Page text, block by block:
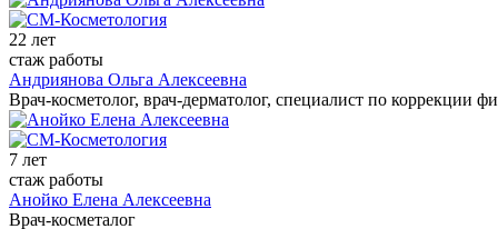
22 лет
стаж работы
Андриянова Ольга Алексеевна
Врач-косметолог, врач-дерматолог, специалист по коррекции
7 лет
стаж работы
Анойко Елена Алексеевна
Врач-косметалог